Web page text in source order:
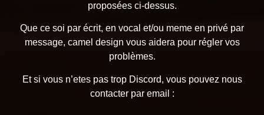
proposées ci-dessus.
Que ce soi par écrit, en vocal et/ou meme en privé par
message, camel design vous aidera pour régler vos
problèmes.
Et si vous n’etes pas trop Discord, vous pouvez nous
contacter par email :